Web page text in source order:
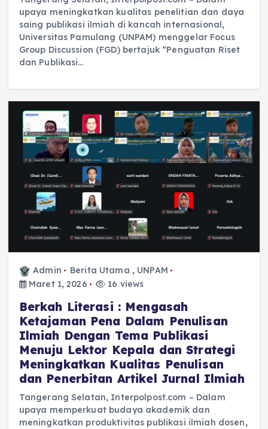
upaya meningkatkan kualitas penelitian dan daya
saing publikasi ilmiah di kancah internasional,
Universitas Pamulang (UNPAM) menggelar Focus
Group Discussion (FGD) bertajuk “Penguatan Riset
dan Publikasi…
Admin Berita Utama , UNPAM
Maret 1, 2026
16 views
Berkah Literasi : Mengasah
Ketajaman Pena Dalam Penulisan
Ilmiah Dengan Tema Publikasi
Menuju Lektor Kepala dan Strategi
Meningkatkan Kualitas Penulisan
dan Penerbitan Artikel Jurnal Ilmiah
Tangerang Selatan, Interpolpost.com – Dalam
upaya memperkuat budaya akademik dan
meningkatkan produktivitas publikasi ilmiah dosen,